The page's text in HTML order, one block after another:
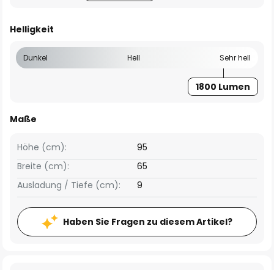
Helligkeit
Dunkel Hell Sehr hell
1800 Lumen
Maße
Breite (cm): 65
Höhe (cm): 95
Ausladung / Tiefe (cm): 9
Haben Sie Fragen zu diesem Artikel?